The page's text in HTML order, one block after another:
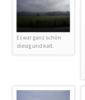
Es war ganz schön
diesig und kalt.